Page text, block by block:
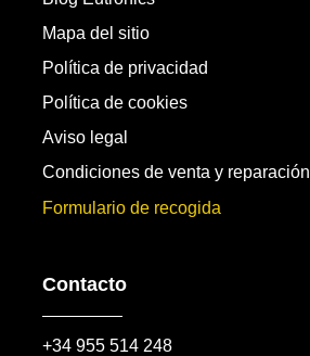
Mapa del sitio
Política de privacidad
Política de cookies
Aviso legal
Condiciones de venta y reparación
Formulario de recogida
Contacto
+34 955 514 248